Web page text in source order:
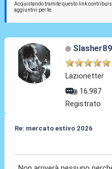
Acquistando tramite questo link
aggiuntivi per te.
Slasher89
Lazionetter
16.987
Registrato
Re: mercato estivo 2026